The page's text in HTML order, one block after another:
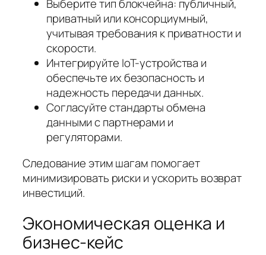
Выберите тип блокчейна: публичный,
приватный или консорциумный,
учитывая требования к приватности и
скорости.
Интегрируйте IoT-устройства и
обеспечьте их безопасность и
надежность передачи данных.
Согласуйте стандарты обмена
данными с партнерами и
регуляторами.
Следование этим шагам помогает
минимизировать риски и ускорить возврат
инвестиций.
Экономическая оценка и
бизнес-кейс